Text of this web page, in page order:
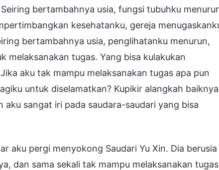
bertambahnya usia, fungsi tubuhku
kesehatanku, gereja
bertambahnya usia, penglihatanku menurun,
melaksanakan tugas. Yang bisa kulakukan
aku tak mampu melaksanakan tugas apa pun
untuk diselamatkan? Kupikir alangkah baiknya
sangat iri pada saudara-saudari yang bisa
aku pergi menyokong Saudari Yu Xin. Dia berusia
dan sama sekali tak mampu melaksanakan tugas